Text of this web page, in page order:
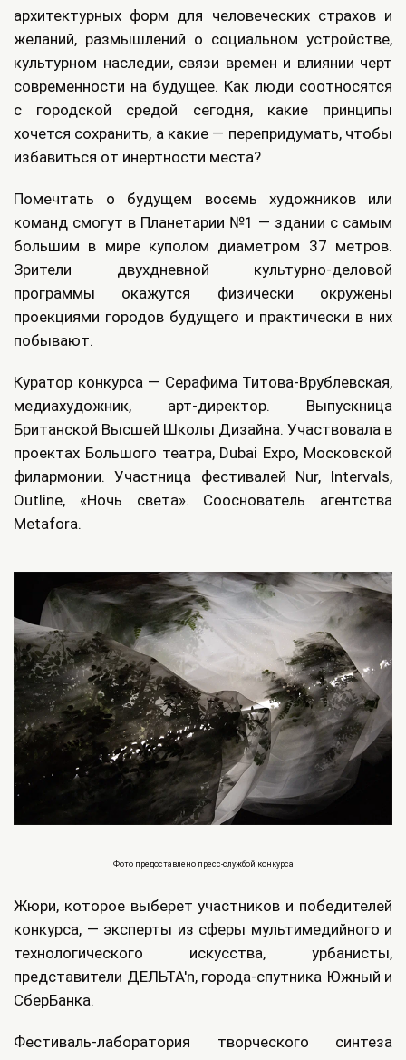
архитектурных форм для человеческих страхов и
желаний, размышлений о социальном устройстве,
культурном наследии, связи времен и влиянии черт
современности на будущее. Как люди соотносятся
с городской средой сегодня, какие принципы
хочется сохранить, а какие — перепридумать, чтобы
избавиться от инертности места?
Помечтать о будущем восемь художников или
команд смогут в Планетарии №1 — здании с самым
большим в мире куполом диаметром 37 метров.
Зрители двухдневной культурно-деловой
программы окажутся физически окружены
проекциями городов будущего и практически в них
побывают.
Куратор конкурса — Серафима Титова-Врублевская,
медиахудожник, арт-директор. Выпускница
Британской Высшей Школы Дизайна. Участвовала в
проектах Большого театра, Dubai Expo, Московской
филармонии. Участница фестивалей Nur, Intervals,
Outline, «Ночь света». Сооснователь агентства
Metafora.
Фото предоставлено пресс-службой конкурса
Жюри, которое выберет участников и победителей
конкурса, — эксперты из сферы мультимедийного и
технологического искусства, урбанисты,
представители ДЕЛЬТА'n, города-спутника Южный и
СберБанка.
Фестиваль-лаборатория творческого синтеза